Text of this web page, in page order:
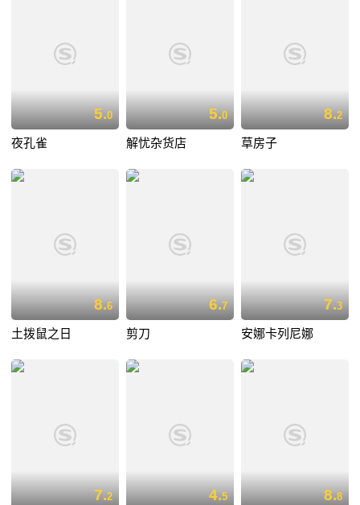
5.0
夜孔雀
5.0
解忧杂货店
8.2
草房子
8.6
土拨鼠之日
6.7
剪刀
7.3
安娜卡列尼娜
7.2 4.5 8.8